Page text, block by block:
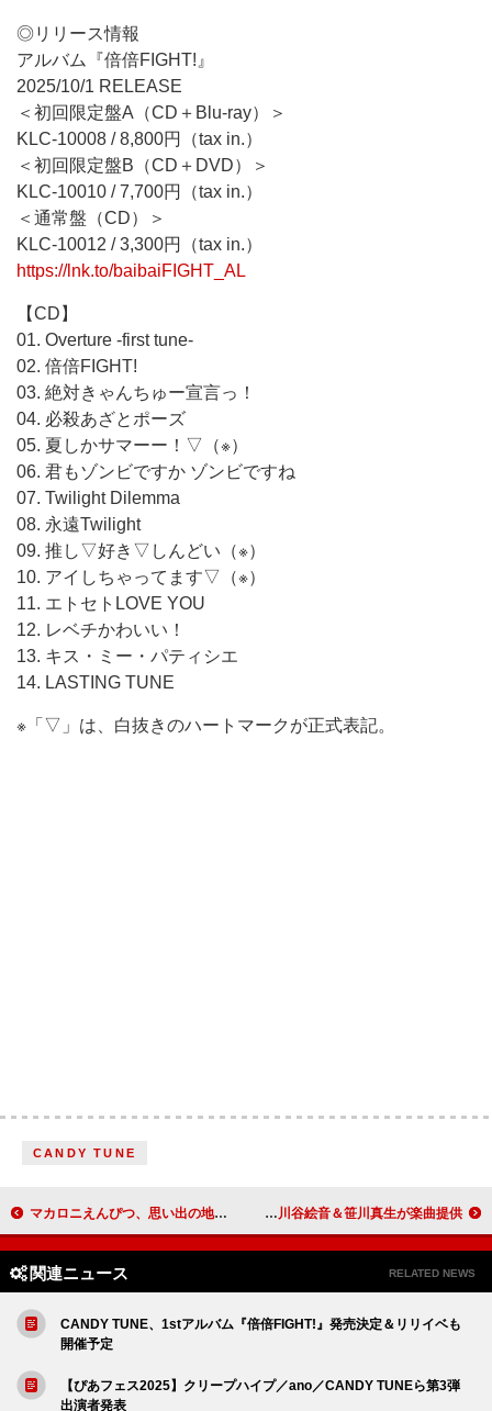
◎リリース情報
アルバム『倍倍FIGHT!』
2025/10/1 RELEASE
＜初回限定盤A（CD＋Blu-ray）＞
KLC-10008 / 8,800円（tax in.）
＜初回限定盤B（CD＋DVD）＞
KLC-10010 / 7,700円（tax in.）
＜通常盤（CD）＞
KLC-10012 / 3,300円（tax in.）
https://lnk.to/baibaiFIGHT_AL
【CD】
01. Overture -first tune-
02. 倍倍FIGHT!
03. 絶対きゃんちゅー宣言っ！
04. 必殺あざとポーズ
05. 夏しかサマーー！▽（※）
06. 君もゾンビですか ゾンビですね
07. Twilight Dilemma
08. 永遠Twilight
09. 推し▽好き▽しんどい（※）
10. アイしちゃってます▽（※）
11. エトセトLOVE YOU
12. レベチかわいい！
13. キス・ミー・パティシエ
14. LASTING TUNE
※「▽」は、白抜きのハートマークが正式表記。
CANDY TUNE
マカロニえんぴつ、思い出の地・下北沢SHELTERでの9/4公演をYouTube生配信 原因は自分にある。ニューシングル『パラノイドランデブー』、川谷絵音＆笹川真生が楽曲提供
関連ニュース RELATED NEWS
CANDY TUNE、1stアルバム『倍倍FIGHT!』発売決定＆リリイベも
開催予定
【ぴあフェス2025】クリープハイプ／ano／CANDY TUNEら第3弾
出演者発表